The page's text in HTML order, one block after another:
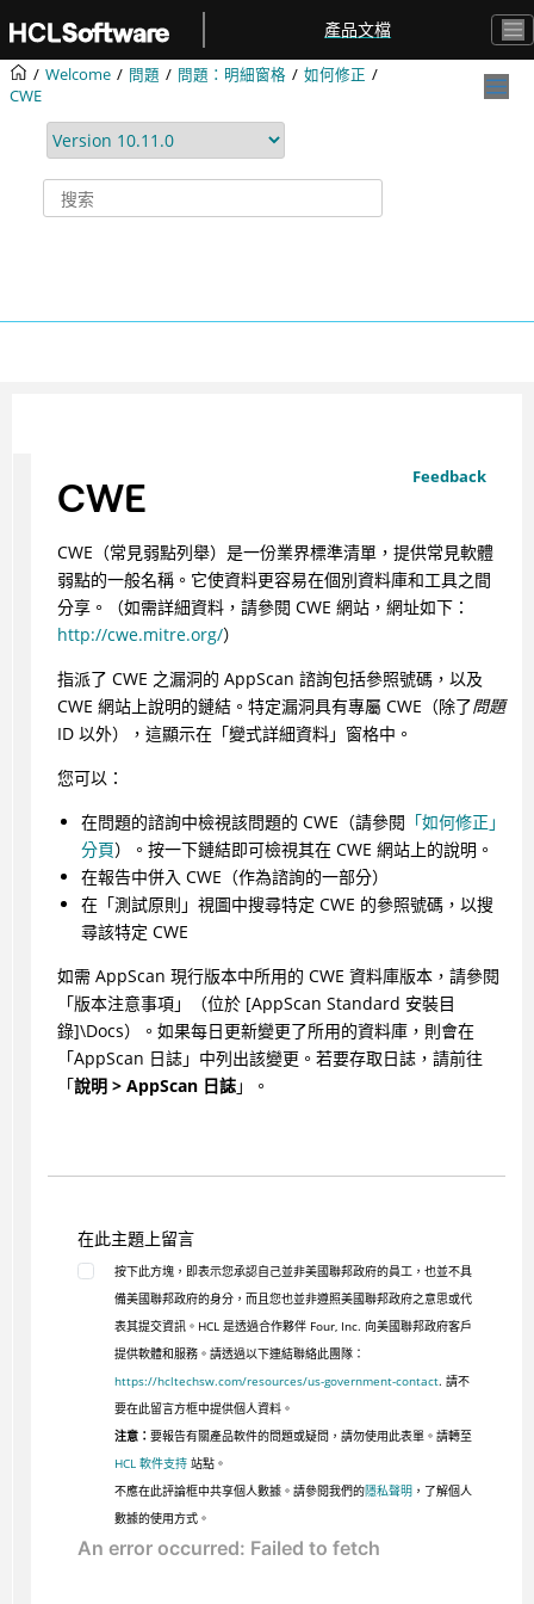
產品文檔
Welcome 問題 問題：明細窗格
如何修正
CWE
Feedback
CWE
CWE（常見弱點列舉）是一份業界標準清單，提供常見軟體
弱點的一般名稱。它使資料更容易在個別資料庫和工具之間
分享。（如需詳細資料，請參閱 CWE 網站，網址如下：
http://cwe.mitre.org/）
指派了 CWE 之漏洞的 AppScan 諮詢包括參照號碼，以及
CWE 網站上說明的鏈結。特定漏洞具有專屬 CWE（除了問題
ID 以外），這顯示在「變式詳細資料」窗格中。
您可以：
在問題的諮詢中檢視該問題的 CWE（請參閱 「如何修正」
分頁）。按一下鏈結即可檢視其在 CWE 網站上的說明。
在報告中併入 CWE（作為諮詢的一部分）
在「測試原則」視圖中搜尋特定 CWE 的參照號碼，以搜
尋該特定 CWE
如需 AppScan 現行版本中所用的 CWE 資料庫版本，請參閱
「版本注意事項」（位於 [AppScan Standard 安裝目
錄]\Docs）。如果每日更新變更了所用的資料庫，則會在
「AppScan 日誌」中列出該變更。若要存取日誌，請前往
「說明 > AppScan 日誌」。
在此主題上留言
按下此方塊，即表示您承認自己並非美國聯邦政府的員工，也並不具
備美國聯邦政府的身分，而且您也並非遵照美國聯邦政府之意思或代
表其提交資訊。HCL 是透過合作夥伴 Four, Inc. 向美國聯邦政府客戶
提供軟體和服務。請透過以下連結聯絡此團隊：
https://hcltechsw.com/resources/us-government-contact. 請不
要在此留言方框中提供個人資料。
注意： 要報告有關產品軟件的問題或疑問，請勿使用此表單。請轉至
HCL 軟件支持站點。
不應在此評論框中共享個人數據。請參閱我們的隱私聲明 ，了解個人
數據的使用方式。